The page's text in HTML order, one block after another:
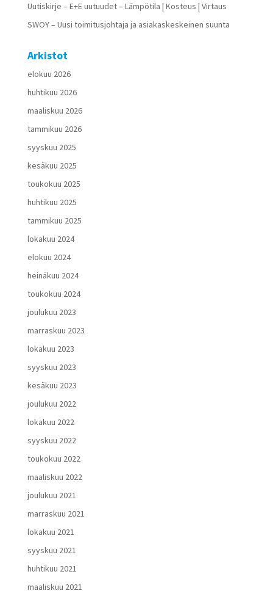
Uutiskirje – E+E uutuudet – Lämpötila | Kosteus | Virtaus
SWOY – Uusi toimitusjohtaja ja asiakaskeskeinen suunta
Arkistot
elokuu 2026
huhtikuu 2026
maaliskuu 2026
tammikuu 2026
syyskuu 2025
kesäkuu 2025
toukokuu 2025
huhtikuu 2025
tammikuu 2025
lokakuu 2024
elokuu 2024
heinäkuu 2024
toukokuu 2024
joulukuu 2023
marraskuu 2023
lokakuu 2023
syyskuu 2023
kesäkuu 2023
joulukuu 2022
lokakuu 2022
syyskuu 2022
toukokuu 2022
maaliskuu 2022
joulukuu 2021
marraskuu 2021
lokakuu 2021
syyskuu 2021
huhtikuu 2021
maaliskuu 2021